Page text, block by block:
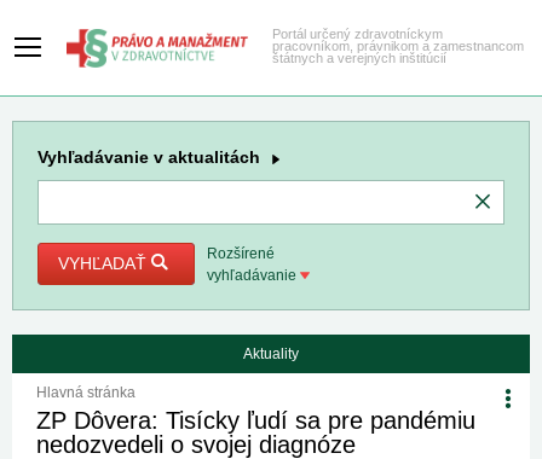
Portál určený zdravotníckym
pracovníkom, právnikom a zamestnancom
štátnych a verejných inštitúcií
Vyhľadávanie v aktualitách
VYHĽADAŤ
Rozšírené
vyhľadávanie
Aktuality
Hlavná stránka
ZP Dôvera: Tisícky ľudí sa pre pandémiu
nedozvedeli o svojej diagnóze